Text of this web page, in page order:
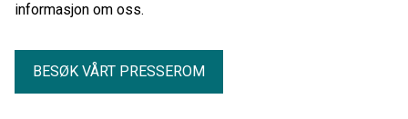
informasjon om oss.
BESØK VÅRT PRESSEROM